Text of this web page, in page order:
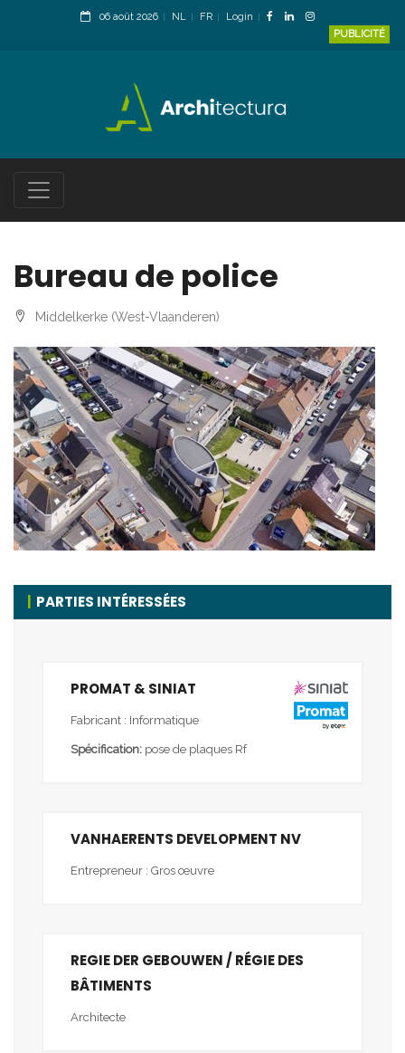
06 août 2026 NL FR
Login
PUBLICITÉ
Bureau de police
Middelkerke (West-Vlaanderen)
PARTIES INTÉRESSÉES
PROMAT & SINIAT
Fabricant : Informatique
Spécification: pose de plaques Rf
VANHAERENTS DEVELOPMENT NV
Entrepreneur : Gros œuvre
REGIE DER GEBOUWEN / RÉGIE DES
BÂTIMENTS
Architecte